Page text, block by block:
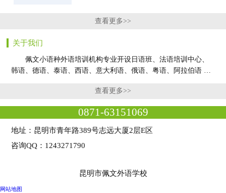
查看更多>>
关于我们
佩文小语种外语培训机构专业开设日语班、法语培训中心、
韩语、德语、泰语、西语、意大利语、俄语、粤语、阿拉伯语 …
查看更多>>
0871-63151069
地址：昆明市青年路389号志远大厦2层E区
咨询QQ：1243271790
昆明市佩文外语学校
网站地图